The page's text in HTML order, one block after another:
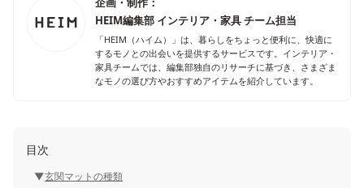
HEIM編集部 インテリア・家具 チーム担当
「HEIM（ハイム）」は、暮らしをちょっと便利に、快適に
するモノとの出会いを提供するサービスです。インテリア・
家具チームでは、編集部独自のリサーチに基づき、さまざま
なモノの選び方やおすすめアイテムを紹介しています。
目次
玄関マットの種類